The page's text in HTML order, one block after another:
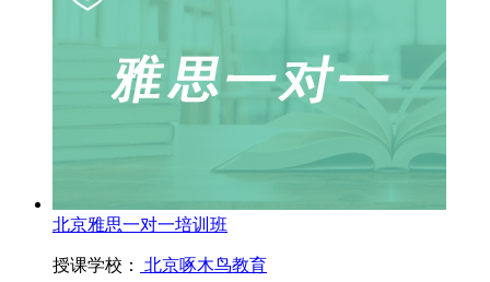
北京雅思一对一培训班
授课学校： 北京啄木鸟教育